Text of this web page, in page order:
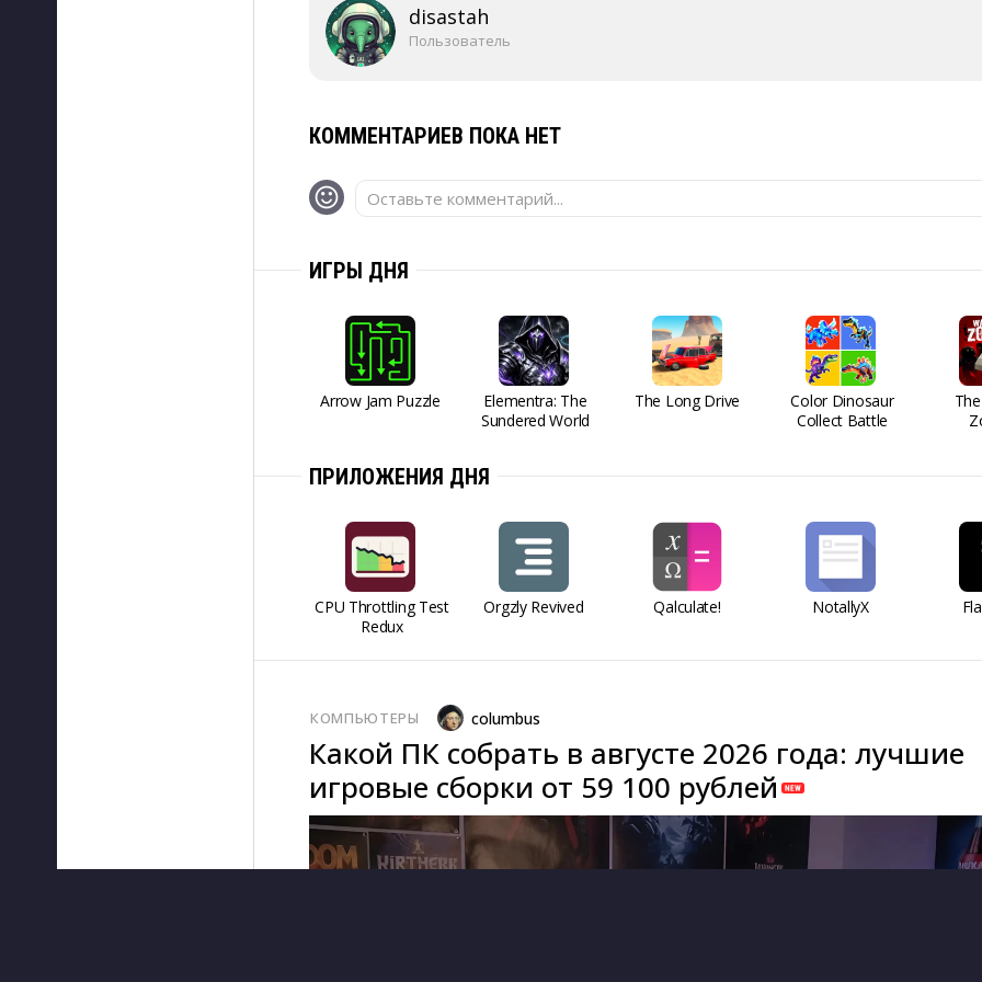
disastah
Пользователь
КОММЕНТАРИЕВ ПОКА НЕТ
Оставьте комментарий...
ИГРЫ ДНЯ
Arrow Jam Puzzle
Elementra: The
Sundered World
The Long Drive
Color Dinosaur
Collect Battle
ПРИЛОЖЕНИЯ ДНЯ
CPU Throttling Test
Redux
Orgzly Revived Qalculate! NotallyX
КОМПЬЮТЕРЫ columbus
Какой ПК собрать в августе 2026 года: лучшие
игровые сборки от 59 100 рублей